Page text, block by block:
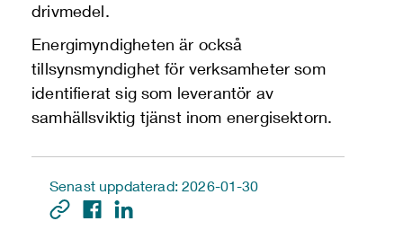
drivmedel.
Energimyndigheten är också
tillsynsmyndighet för verksamheter som
identifierat sig som leverantör av
samhällsviktig tjänst inom energisektorn.
Senast uppdaterad: 2026-01-30